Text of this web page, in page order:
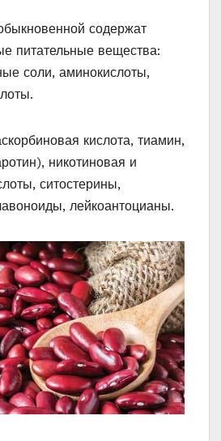
содержат
питательные вещества:
соли, аминокислоты,
кислота, тиамин,
никотиновая и
ситостерины,
лейкоантоцианы.